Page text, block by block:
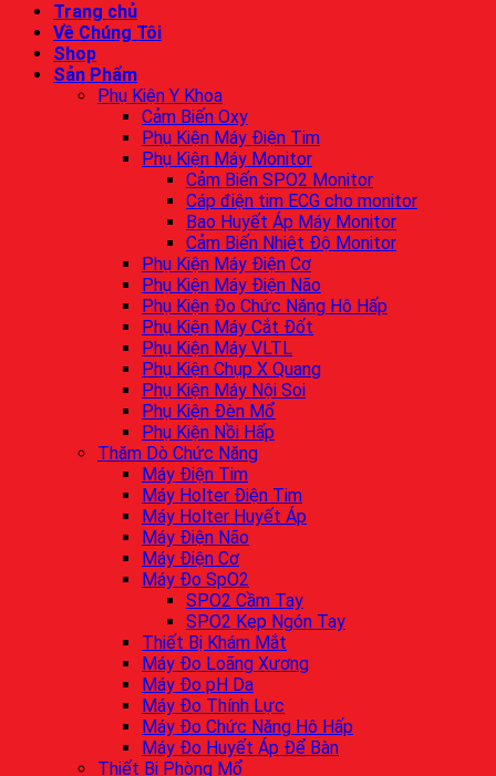
Trang chủ
Về Chúng Tôi
Shop
Sản Phẩm
Phụ Kiện Y Khoa
Cảm Biến Oxy
Phụ Kiện Máy Điện Tim
Phụ Kiện Máy Monitor
Cảm Biến SPO2 Monitor
Cáp điện tim ECG cho monitor
Bao Huyết Áp Máy Monitor
Cảm Biến Nhiệt Độ Monitor
Phụ Kiện Máy Điện Cơ
Phụ Kiện Máy Điện Não
Phụ Kiện Đo Chức Năng Hô Hấp
Phụ Kiện Máy Cắt Đốt
Phụ Kiện Máy VLTL
Phụ Kiện Chụp X Quang
Phụ Kiện Máy Nội Soi
Phụ Kiện Đèn Mổ
Phụ Kiện Nồi Hấp
Thăm Dò Chức Năng
Máy Điện Tim
Máy Holter Điện Tim
Máy Holter Huyết Áp
Máy Điện Não
Máy Điện Cơ
Máy Đo SpO2
SPO2 Cầm Tay
SPO2 Kẹp Ngón Tay
Thiết Bị Khám Mắt
Máy Đo Loãng Xương
Máy Đo pH Da
Máy Đo Thính Lực
Máy Đo Chức Năng Hô Hấp
Máy Đo Huyết Áp Để Bàn
Thiết Bị Phòng Mổ